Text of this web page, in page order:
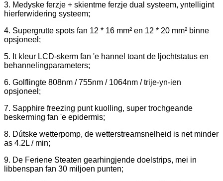
3. Medyske ferzje + skientme ferzje dual systeem, yntelligint
hierferwidering systeem;
4. Supergrutte spots fan 12 * 16 mm² en 12 * 20 mm² binne
opsjoneel;
5. It kleur LCD-skerm fan 'e hannel toant de ljochtstatus en
behannelingparameters;
6. Golflingte 808nm / 755nm / 1064nm / trije-yn-ien
opsjoneel;
7. Sapphire freezing punt kuolling, super trochgeande
beskerming fan 'e epidermis;
8. Dútske wetterpomp, de wetterstreamsnelheid is net minder
as 4.2L / min;
9. De Feriene Steaten gearhingjende doelstrips, mei in
libbenspan fan 30 miljoen punten;